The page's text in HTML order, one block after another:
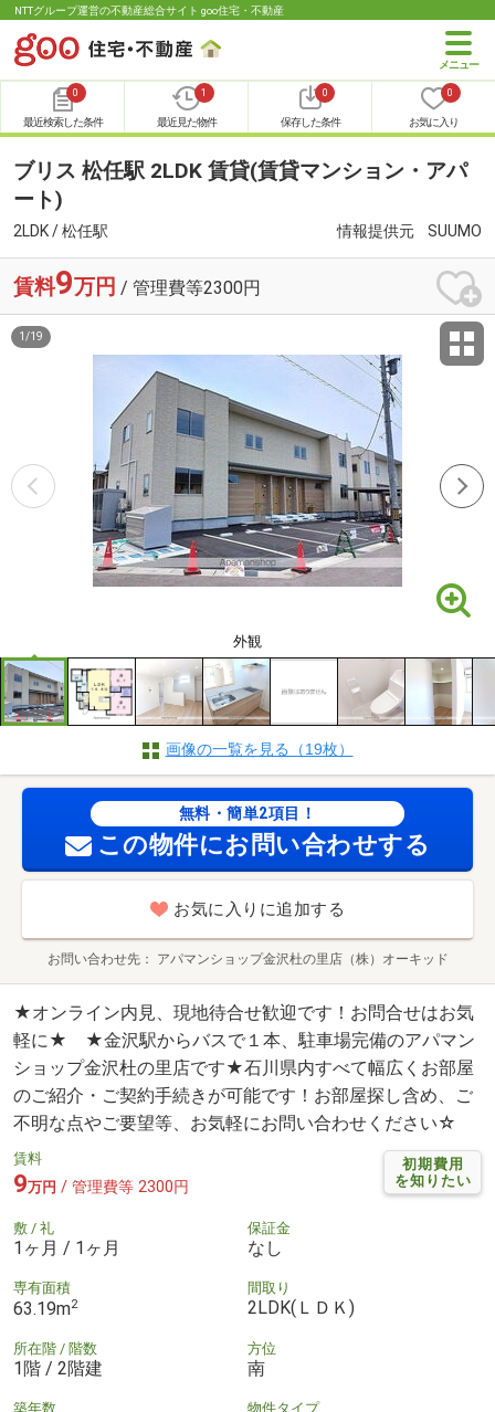
NTTグループ運営の不動産総合サイト goo住宅・不動産
0
最近検索した条件
1
最近見た物件
0
保存した条件
0
お気に入り
ブリス 松任駅 2LDK 賃貸(賃貸マンション・アパ
ート)
2LDK / 松任駅 情報提供元 SUUMO
賃料9万円 / 管理費等2300円
外観
1 /19
画像の一覧を見る（19枚）
無料・簡単2項目！
この物件にお問い合わせする
お気に入りに追加する
お問い合わせ先 アパマンショップ金沢杜の里店（株）オーキッド
★オンライン内見、現地待合せ歓迎です！お問合せはお気
軽に★ ★金沢駅からバスで１本、駐車場完備のアパマン
ショップ金沢杜の里店です★石川県内すべて幅広くお部屋
のご紹介・ご契約手続きが可能です！お部屋探し含め、ご
不明な点やご要望等、お気軽にお問い合わせください☆
初期費用
を知りたい
賃料
9万円 / 管理費等 2300円
敷 / 礼
1ヶ月 / 1ヶ月
保証金
なし
専有面積
63.19m2
間取り
2LDK(ＬＤＫ)
所在階 / 階数
1階 / 2階建
方位
南
築年数 物件タイプ